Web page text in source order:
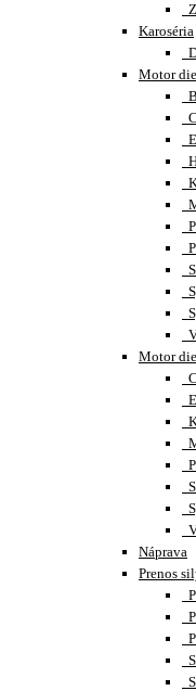
Karoséria
Motor
Motor
Náprava
Prenos